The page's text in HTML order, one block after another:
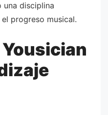
una disciplina
progreso musical.